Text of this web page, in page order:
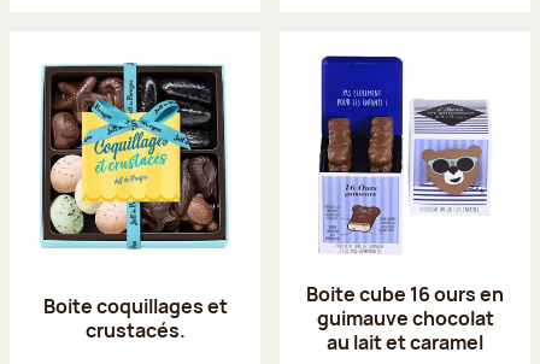
Boite coquillages et
crustacés.
Boite cube 16 ours en
guimauve chocolat
au lait et caramel